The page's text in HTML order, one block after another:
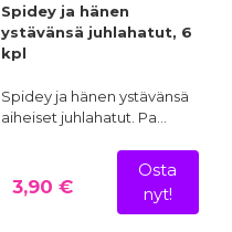
Spidey ja hänen
ystävänsä juhlahatut, 6
kpl
Spidey ja hänen ystävänsä
aiheiset juhlahatut. Pa…
3,90 €
Osta
nyt!